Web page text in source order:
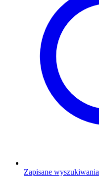
Zapisane wyszukiwania